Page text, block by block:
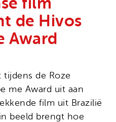
de Hivos
Award
tijdens de Roze
me Award uit aan
film uit Brazilië
beeld brengt hoe